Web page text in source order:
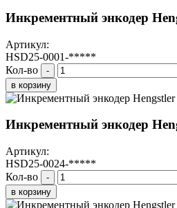
Инкрементный энкодер
Артикул:
HSD25-0001-*****
Кол-во
-
в корзину
Инкрементный энкодер
Артикул:
HSD25-0024-*****
Кол-во
-
в корзину